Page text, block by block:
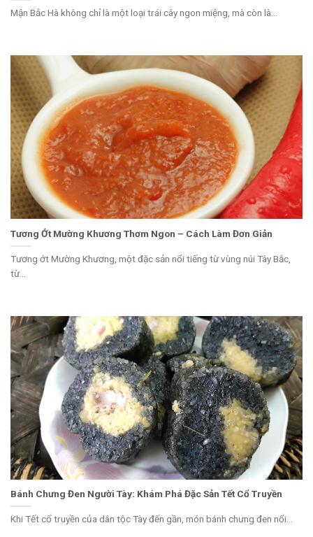
Mận Bắc Hà không chỉ là một loại trái cây ngon miệng, mà còn là...
Tương Ớt Mường Khương Thơm Ngon – Cách Làm Đơn Giản
Tương ớt Mường Khương, một đặc sản nổi tiếng từ vùng núi Tây Bắc,
từ...
Bánh Chưng Đen Người Tày: Khám Phá Đặc Sản Tết Cổ Truyền
Khi Tết cổ truyền của dân tộc Tày đến gần, món bánh chưng đen nổi...